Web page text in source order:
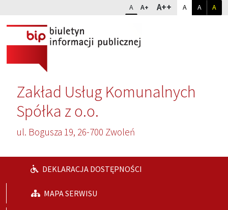
Zmień rozmiar czcionki
A rozmiar standardowy
A+ rozmiar powiększony
A++rozmiar
Dopasuj
A kontrast
A A
Zakład Usług Komunalnych
Spółka z o.o.
ul. Bogusza 19, 26-700 Zwoleń
DEKLARACJA DOSTĘPNOŚCI
MAPA SERWISU